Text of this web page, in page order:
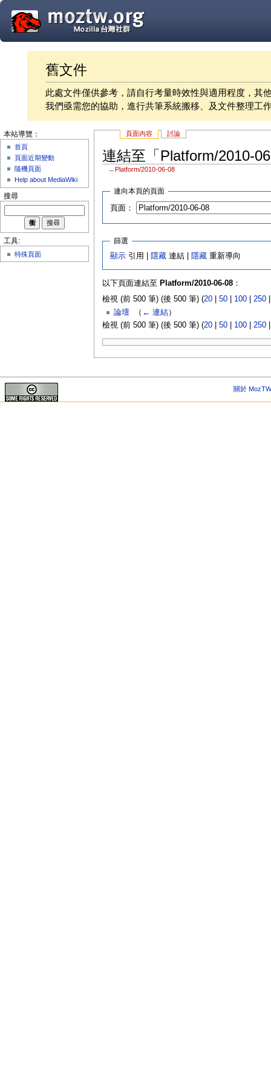
舊文件
此處文件僅供參考，請自行考量時效性與適用程度，其
我們亟需您的協助，進行共筆系統搬移、及文件整理工
頁面內容 討論
連結至「Platform/2010-
← Platform/2010-06-08
連向本頁的頁面
頁面：
篩選
顯示 引用 | 隱藏 連結 | 隱藏 重新導向
以下頁面連結至 Platform/2010-06-08：
檢視 (前 500 筆) (後 500 筆) (20| 50| 100| 250
論壇
（ ← 連結）
檢視 (前 500 筆) (後 500 筆) (20| 50| 100| 250
本站導覽：
首頁
頁面近期變動
隨機頁面
Help about MediaWiki
搜尋
工具:
特殊頁面
關於